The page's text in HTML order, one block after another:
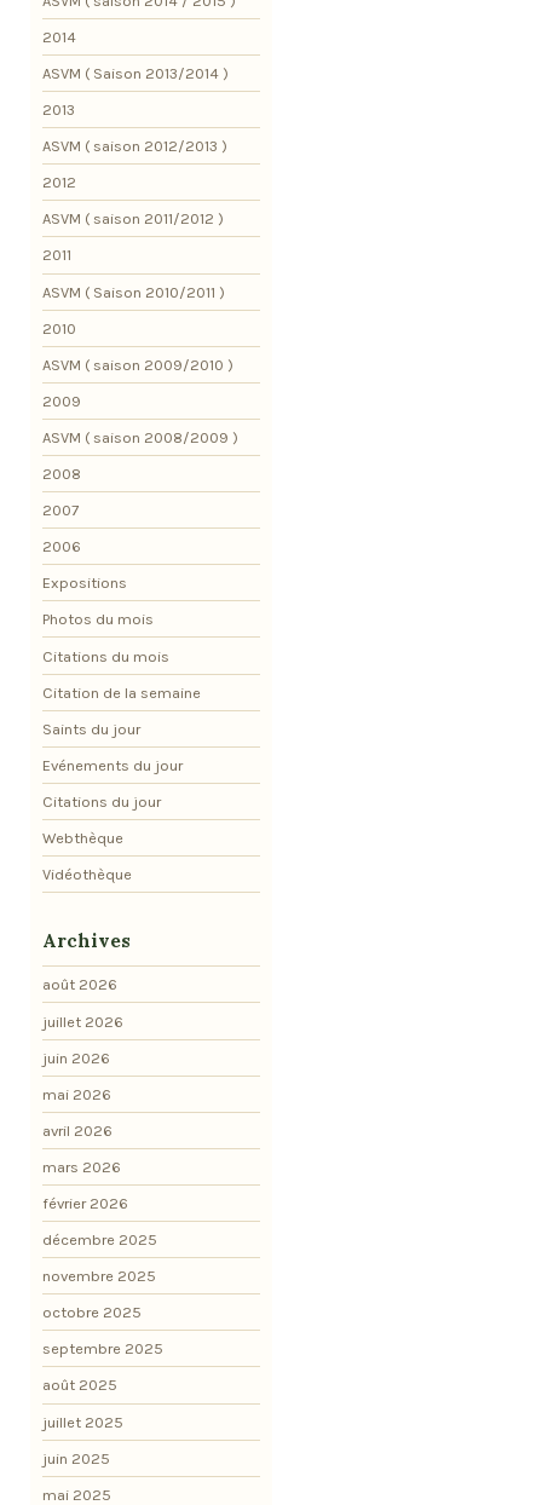
2014
ASVM ( Saison 2013/2014 )
2013
ASVM ( saison 2012/2013 )
2012
ASVM ( saison 2011/2012 )
2011
ASVM ( Saison 2010/2011 )
2010
ASVM ( saison 2009/2010 )
2009
ASVM ( saison 2008/2009 )
2008
2007
2006
Expositions
Photos du mois
Citations du mois
Citation de la semaine
Saints du jour
Evénements du jour
Citations du jour
Webthèque
Vidéothèque
Archives
août 2026
juillet 2026
juin 2026
mai 2026
avril 2026
mars 2026
février 2026
décembre 2025
novembre 2025
octobre 2025
septembre 2025
août 2025
juillet 2025
juin 2025
mai 2025